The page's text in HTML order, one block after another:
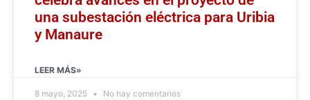
una subestación eléctrica para Uribia
y Manaure
LEER MÁS»
8 mayo, 2025 No hay comentarios